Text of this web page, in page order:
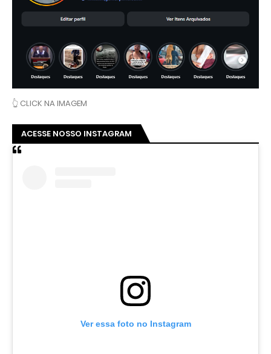
👆 CLICK NA IMAGEM
ACESSE NOSSO INSTAGRAM
Ver essa foto no Instagram